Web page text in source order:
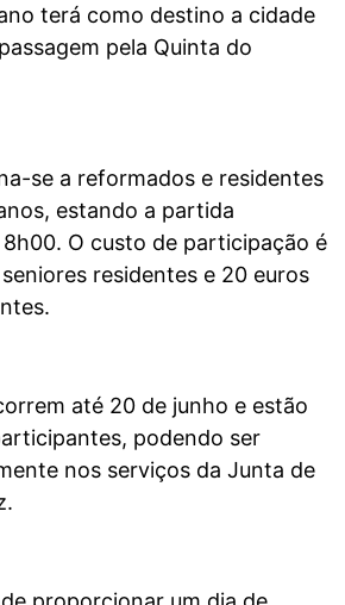
terá como destino a cidade
pela Quinta do
se a reformados e residentes
estando a partida
O custo de participação é
residentes e 20 euros
até 20 de junho e estão
podendo ser
nos serviços da Junta de